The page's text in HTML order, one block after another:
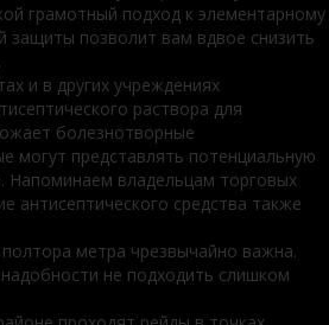
грамотный подход к элементарному
защиты позволит вам вдвое снизить
и в других учреждениях
раствора для
болезнотворные
могут представлять потенциальную
Напоминаем владельцам торговых
антисептического средства также
метра чрезвычайно важна.
не подходить слишком